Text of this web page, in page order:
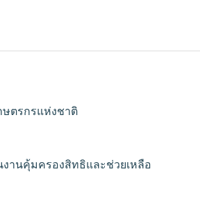
ษตรกรแห่งชาติ
านคุ้มครองสิทธิและช่วยเหลือ